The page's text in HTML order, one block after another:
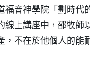
福音神學院「劃時代
上講座中，邵牧師
不在於他個人的能